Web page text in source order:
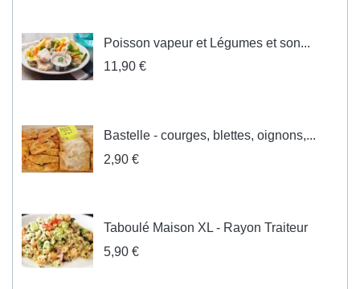
Poisson vapeur et Légumes et son...
11,90 €
Bastelle - courges, blettes, oignons,...
2,90 €
Taboulé Maison XL - Rayon Traiteur
5,90 €